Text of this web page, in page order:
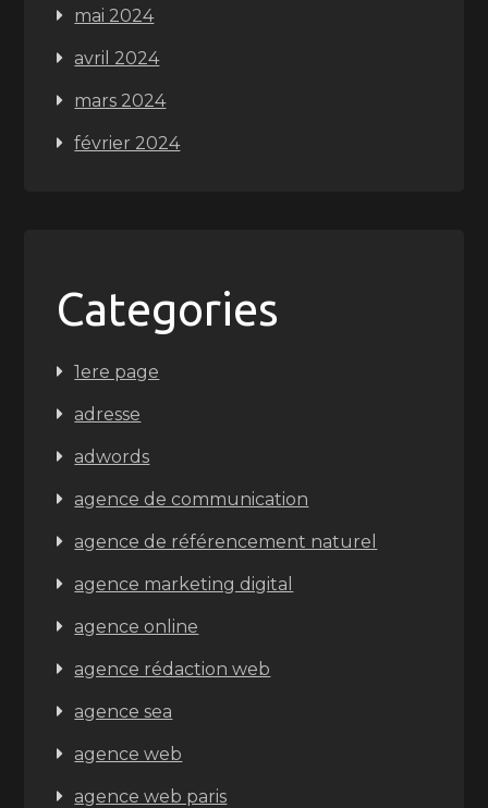
mai 2024
avril 2024
mars 2024
février 2024
Categories
1ere page
adresse
adwords
agence de communication
agence de référencement naturel
agence marketing digital
agence online
agence rédaction web
agence sea
agence web
agence web paris